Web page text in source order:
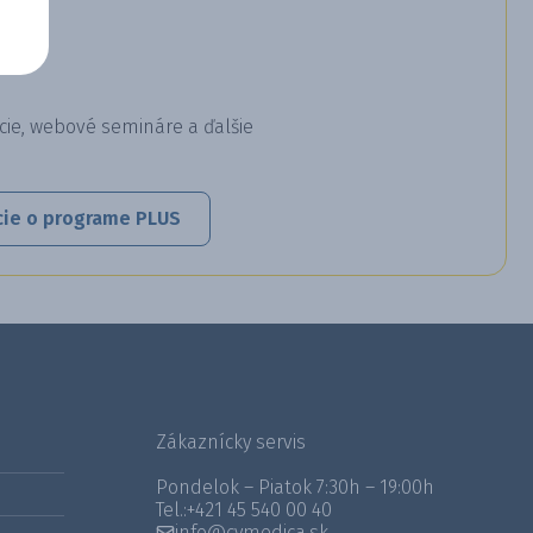
webové semináre a ďalšie
o programe PLUS
Zákaznícky servis
Pondelok – Piatok 7:30h – 19:00h
Tel.:+421 45 540 00 40